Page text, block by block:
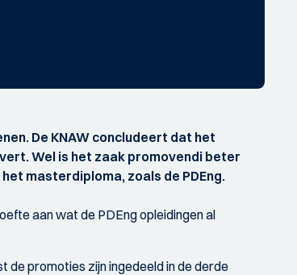
De KNAW concludeert dat het
Wel is het zaak promovendi beter
masterdiploma, zoals de PDEng.
aan wat de PDEng opleidingen al
de promoties zijn ingedeeld in de derde